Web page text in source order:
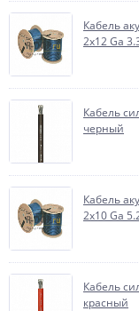
Кабель
2х12 Ga
Кабель
черный
Кабель
2х10 Ga
Кабель
красный